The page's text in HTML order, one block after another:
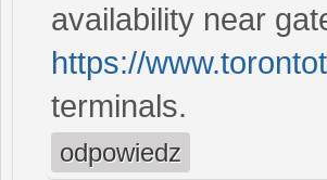
availability near
https://
terminals.
odpowiedz